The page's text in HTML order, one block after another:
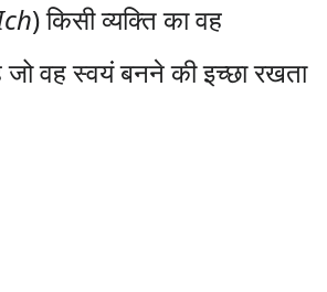
) किसी व्यक्ति का वह
जो वह स्वयं बनने की इच्छा रखता